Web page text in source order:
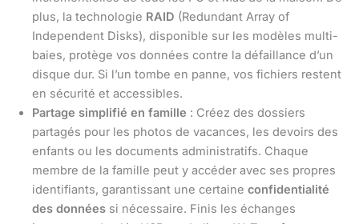
plus, la technologie RAID (Redundant Array of
Independent Disks), disponible sur les modèles multi-
baies, protège vos données contre la défaillance d’un
disque dur. Si l’un tombe en panne, vos fichiers restent
en sécurité et accessibles.
Partage simplifié en famille : Créez des dossiers
partagés pour les photos de vacances, les devoirs des
enfants ou les documents administratifs. Chaque
membre de la famille peut y accéder avec ses propres
identifiants, garantissant une certaine confidentialité
des données si nécessaire. Finis les échanges